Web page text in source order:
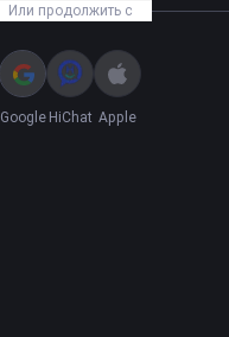
Или продолжить с
Google HiChat Apple